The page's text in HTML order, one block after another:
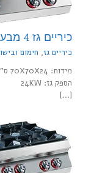
כיריים גז 4 מבערים 24kw שולחני
כיריים גז, חימום
מידות: 70X70X24 ס"מ
הספק גז: 24KW
[…]